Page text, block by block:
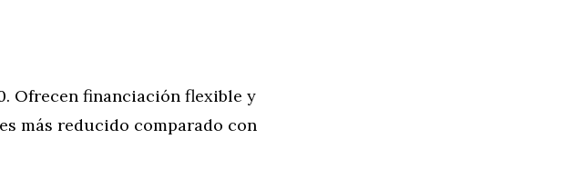
Ofrecen financiación flexible y
más reducido comparado con